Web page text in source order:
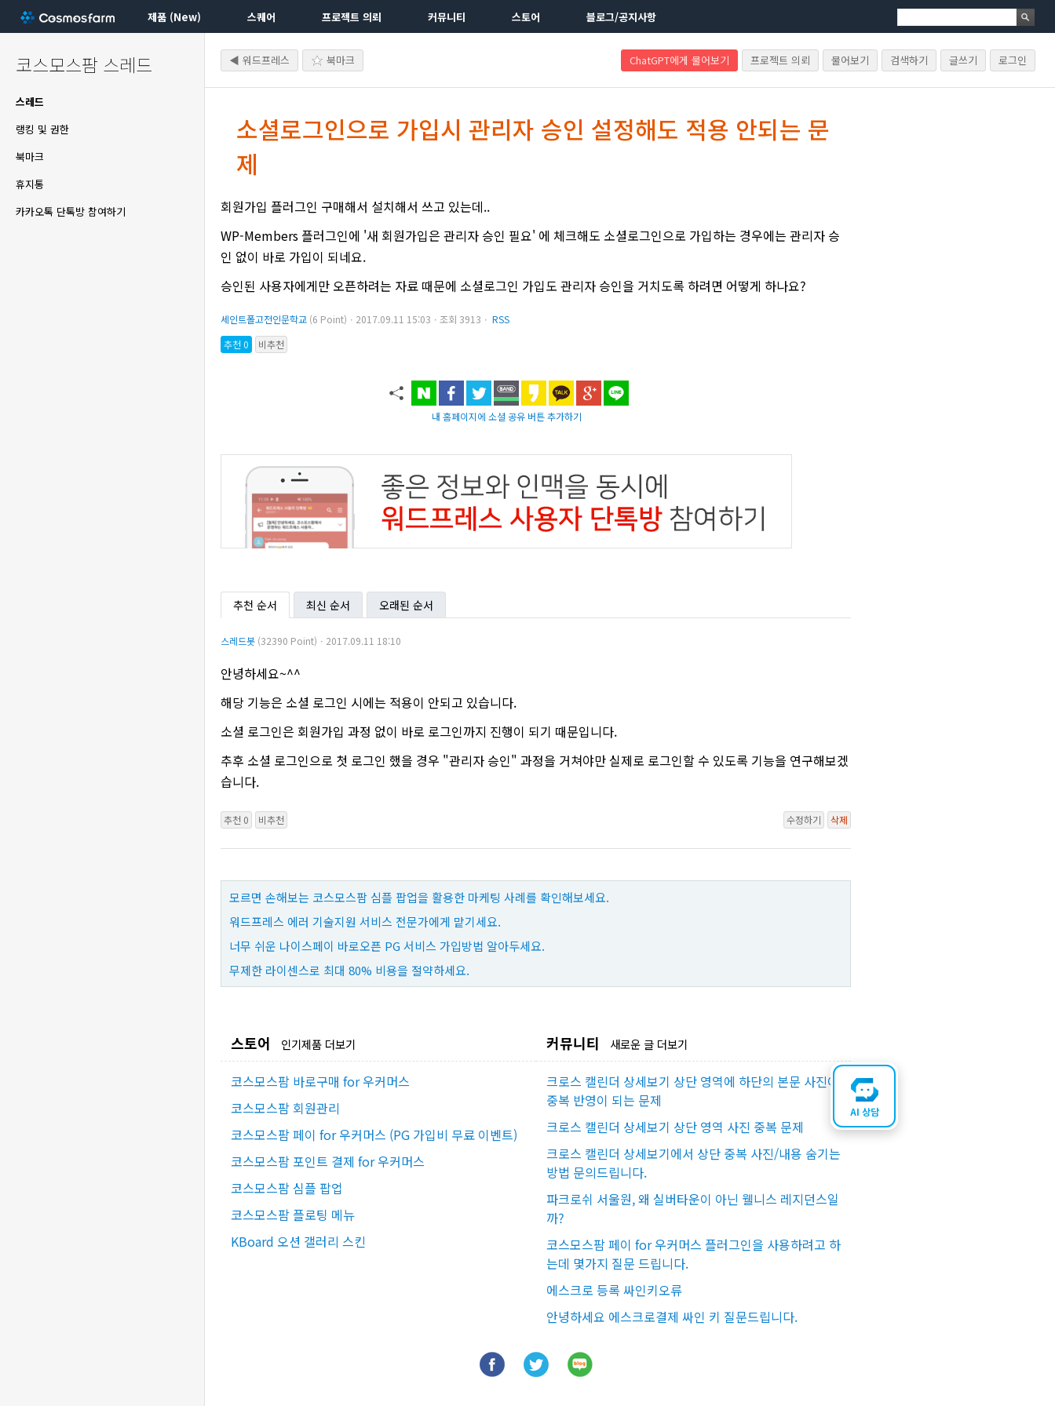
제품 (New) 스퀘어 프로젝트 의뢰 커뮤니티 스토어 블로그/공지사항
코스모스팜 스레드
스레드
랭킹 및 권한
북마크
휴지통
카카오톡 단톡방 참여하기
◀ 워드프레스 북마크 ChatGPT에게 물어보기 프로젝트 의뢰 물어보기 검색하기 글쓰기 로그인
소셜로그인으로 가입시 관리자 승인 설정해도 적용 안되는 문
제
회원가입 플러그인 구매해서 설치해서 쓰고 있는데..
WP-Members 플러그인에 '새 회원가입은 관리자 승인 필요' 에 체크해도 소셜로그인으로 가입하는 경우에는 관리자 승
인 없이 바로 가입이 되네요.
승인된 사용자에게만 오픈하려는 자료 때문에 소셜로그인 가입도 관리자 승인을 거치도록 하려면 어떻게 하나요?
세인트폴고전인문학교 (6 Point)ㆍ2017.09.11 15:03ㆍ조회 3913ㆍ RSS
추천 0
비추천
내 홈페이지에 소셜 공유 버튼 추가하기
추천 순서 최신 순서 오래된 순서
스레드봇 (32390 Point)ㆍ2017.09.11 18:10
안녕하세요~^^
해당 기능은 소셜 로그인 시에는 적용이 안되고 있습니다.
소셜 로그인은 회원가입 과정 없이 바로 로그인까지 진행이 되기 때문입니다.
추후 소셜 로그인으로 첫 로그인 했을 경우 "관리자 승인" 과정을 거쳐야만 실제로 로그인할 수 있도록 기능을 연구해보겠
습니다.
추천 0 비추천 수정하기 삭제
모르면 손해보는 코스모스팜 심플 팝업을 활용한 마케팅 사례를 확인해보세요.
워드프레스 에러 기술지원 서비스 전문가에게 맡기세요.
너무 쉬운 나이스페이 바로오픈 PG 서비스 가입방법 알아두세요.
무제한 라이센스로 최대 80% 비용을 절약하세요.
스토어 인기제품 더보기
코스모스팜 바로구매 for 우커머스
코스모스팜 회원관리
코스모스팜 페이 for 우커머스 (PG 가입비 무료 이벤트)
코스모스팜 포인트 결제 for 우커머스
코스모스팜 심플 팝업
코스모스팜 플로팅 메뉴
KBoard 오션 갤러리 스킨
커뮤니티 새로운 글 더보기
크로스 캘린더 상세보기 상단 영역에 하단의 본문 사진이
중복 반영이 되는 문제
크로스 캘린더 상세보기 상단 영역 사진 중복 문제
크로스 캘린더 상세보기에서 상단 중복 사진/내용 숨기는
방법 문의드립니다.
파크로쉬 서울원, 왜 실버타운이 아닌 웰니스 레지던스일
까?
코스모스팜 페이 for 우커머스 플러그인을 사용하려고 하
는데 몇가지 질문 드립니다.
에스크로 등록 싸인키오류
안녕하세요 에스크로결제 싸인 키 질문드립니다.
AI 상담